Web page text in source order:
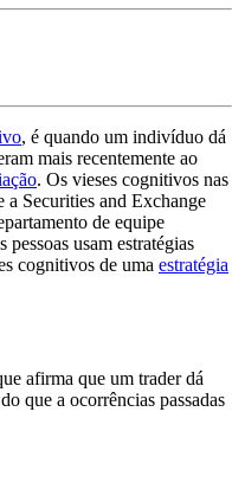
, é quando um indivíduo dá
mais recentemente ao
. Os vieses cognitivos nas
a Securities and Exchange
de equipe
pessoas usam estratégias
cognitivos de uma estratégia
afirma que um trader dá
que a ocorrências passadas